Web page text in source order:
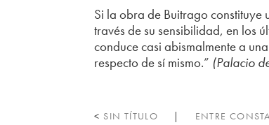
Si la obra de Buitrago constituye
través de su sensibilidad, en los
conduce casi abismalmente a
respecto de sí mismo.” (Palacio
< SIN TÍTULO | ENTRE